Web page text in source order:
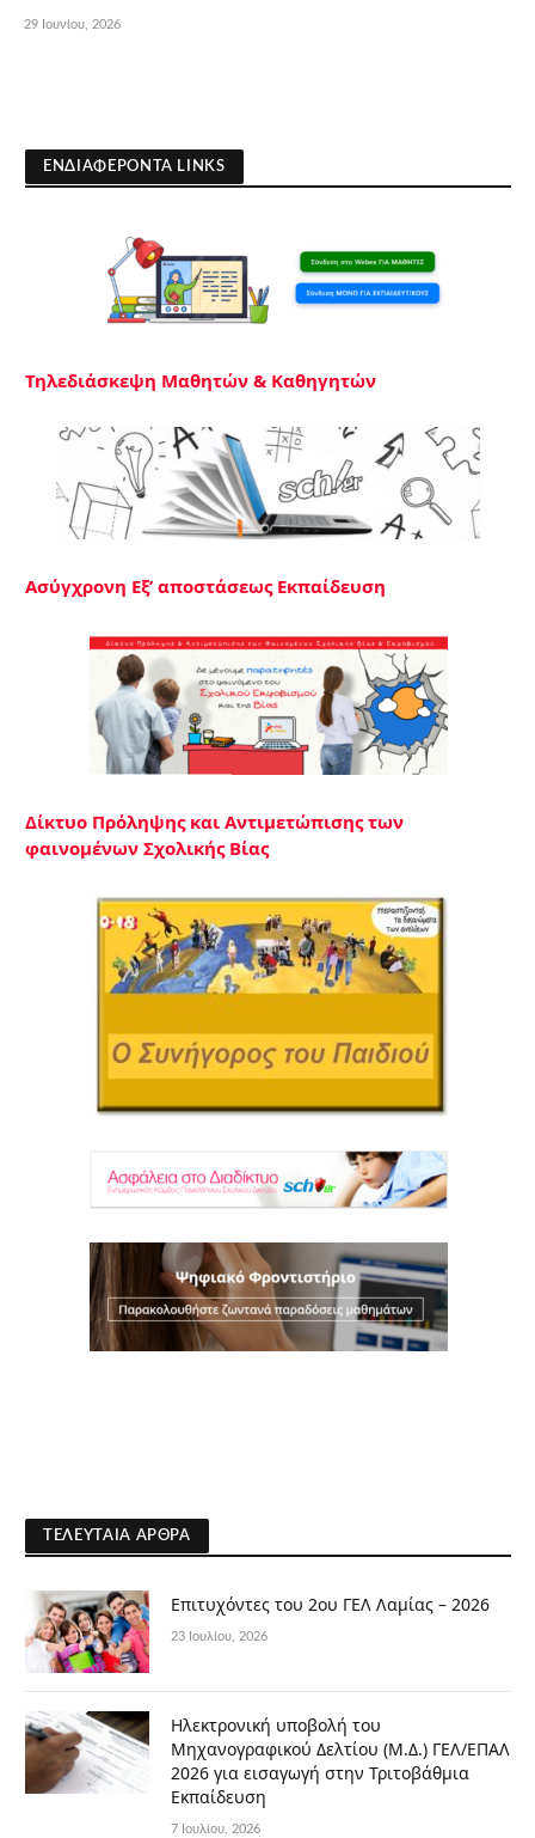
29 Ιουνίου, 2026
ΕΝΔΙΑΦΕΡΟΝΤΑ LINKS
Τηλεδιάσκεψη Μαθητών & Καθηγητών
Ασύγχρονη Εξ’ αποστάσεως Εκπαίδευση
Δίκτυο Πρόληψης και Αντιμετώπισης των
φαινομένων Σχολικής Βίας
ΤΕΛΕΥΤΑΊΑ ΆΡΘΡΑ
Επιτυχόντες του 2ου ΓΕΛ Λαμίας – 2026
23 Ιουλίου, 2026
Ηλεκτρονική υποβολή του
Μηχανογραφικού Δελτίου (Μ.Δ.) ΓΕΛ/ΕΠΑΛ
2026 για εισαγωγή στην Τριτοβάθμια
Εκπαίδευση
7 Ιουλίου, 2026